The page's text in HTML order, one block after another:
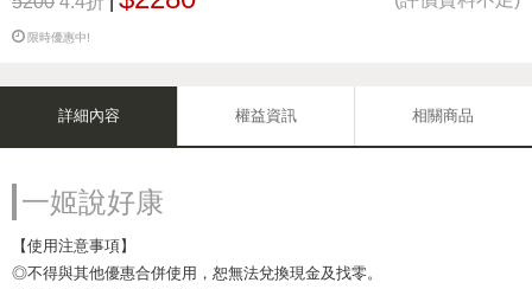
限時優惠中!
詳細內容 權益資訊 相關商品
一姬說好康
【使用注意事項】
◎不得與其他優惠合併使用，恕無法兌換現金及找零。